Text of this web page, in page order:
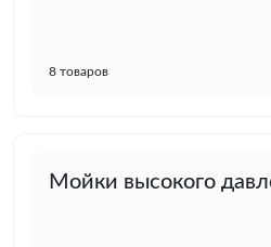
8 товаров
Мойки высокого